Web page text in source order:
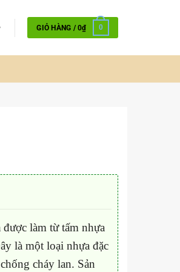
GIỎ HÀNG /0₫ 0
được làm từ tấm nhựa
là một loại nhựa đặc
cháy lan. Sản